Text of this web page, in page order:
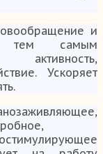
и
тем самым
Ускоряет